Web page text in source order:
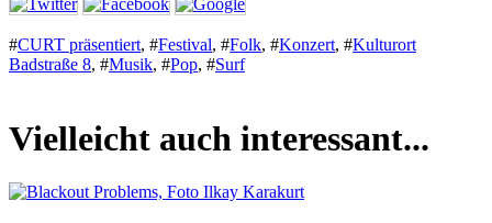
#CURT präsentiert, #Festival, #Folk, #Konzert, #Kulturort
Badstraße 8, #Musik, #Pop, #Surf
Vielleicht auch interessant...